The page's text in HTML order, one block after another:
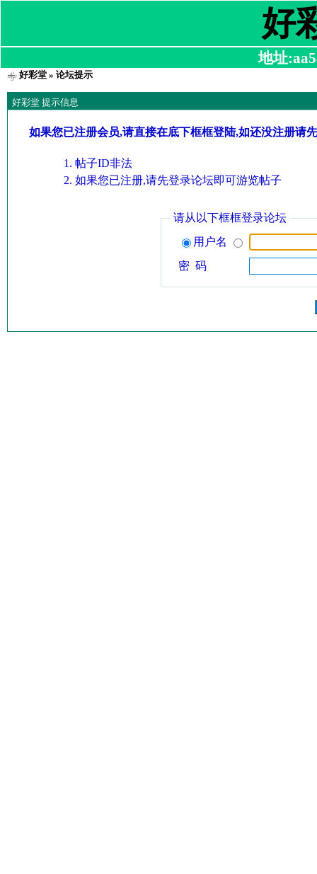
好
地址
好彩堂» 论坛提示
好彩堂 提示信息
如果您已注册会员,请直接在底下框框登陆,如还没注册请
帖子ID非法
如果您已注册,请先登录论坛即可游览帖子
请从以下框框登录论坛
用户名
密 码